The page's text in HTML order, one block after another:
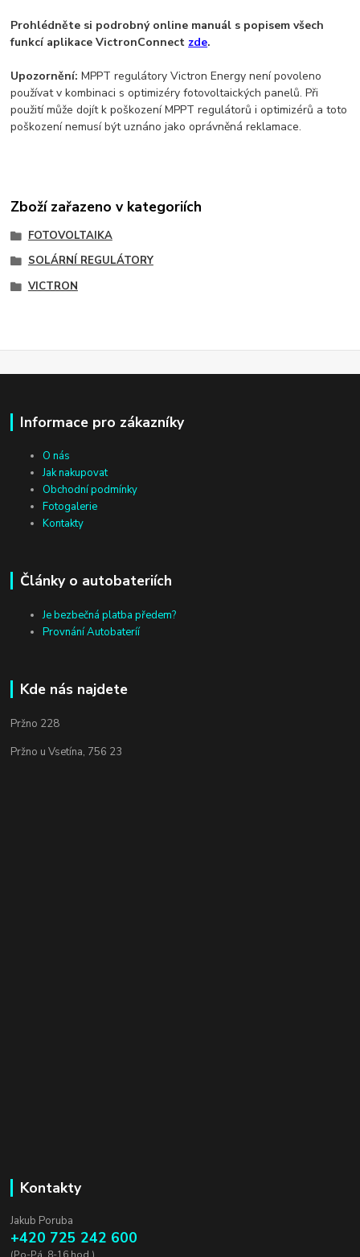
Prohlédněte si podrobný online manuál s popisem všech
funkcí aplikace VictronConnect zde.
Upozornění: MPPT regulátory Victron Energy není povoleno
používat v kombinaci s optimizéry fotovoltaických panelů. Při
použití může dojít k poškození MPPT regulátorů i optimizérů a toto
poškození nemusí být uznáno jako oprávněná reklamace.
Zboží zařazeno v kategoriích
FOTOVOLTAIKA
SOLÁRNÍ REGULÁTORY
VICTRON
Informace pro zákazníky
O nás
Jak nakupovat
Obchodní podmínky
Fotogalerie
Kontakty
Články o autobateriích
Je bezbečná platba předem?
Provnání Autobateríí
Kde nás najdete
Pržno 228
Pržno u Vsetína, 756 23
Kontakty
Jakub Poruba
+420 725 242 600